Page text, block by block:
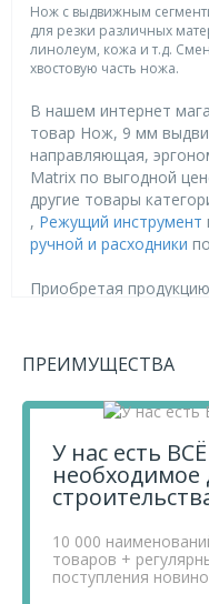
Нож с выдвижным
для резки различных
линолеум, кожа и т.д.
хвостовую часть ножа.
В нашем интернет
товар Нож, 9 мм
направляющая,
Matrix по выгодной
другие товары
, Режущий инструмент
ручной и расходники
Приобретая
минимальных
поставщиков.
Чтобы купить товар
метал.
рукоятка// Matrix,
оформите свой заказ.
Если у вас остались
телефону +7 812 740 68
сайте.
ПРЕИМУЩЕСТВА
У нас есть ВСЁ
необходимое
10 000
товаров +
поступления